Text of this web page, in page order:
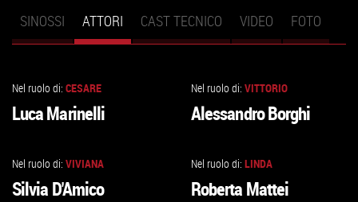
Schede primarie
SINOSSI ATTORI (SCHEDA
ATTIVA)
CAST TECNICO VIDEO FOTO
ALLA
Nel ruolo di: CESARE
Luca Marinelli
ALLA
Nel ruolo di: VITTORIO
Alessandro Borghi
ALLA
Nel ruolo di: VIVIANA
Silvia D'Amico
ALLA
Nel ruolo di: LINDA
Roberta Mattei